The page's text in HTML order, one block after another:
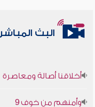
البث المباشر
أخلاقنا أصالة ومعاصرة
وأمنهم من خوف 9